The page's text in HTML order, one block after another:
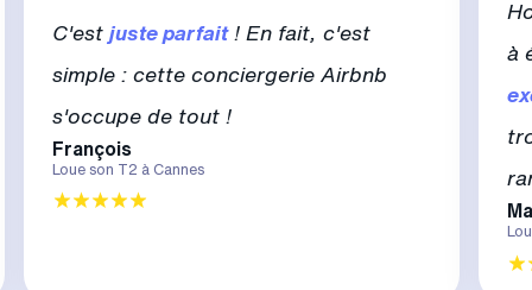
C'est juste parfait! En fait, c'est
simple : cette conciergerie Airbnb
s'occupe de tout !
François
Loue son T2 à Cannes
à